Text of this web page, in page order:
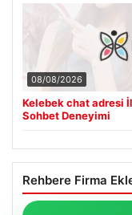
08/08/2026
Kelebek chat adresi
Sohbet Deneyimi
Rehbere Firma